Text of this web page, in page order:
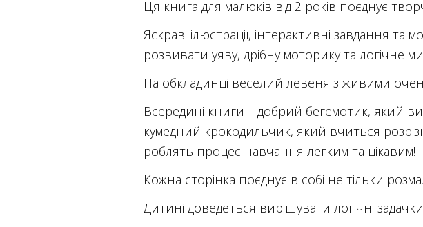
Ця книга для малюків від 2 років поєднує
Яскраві ілюстрації, інтерактивні завдання
розвивати уяву, дрібну моторику та логічне
На обкладинці веселий левеня з живими
Всередині книги – добрий бегемотик, який
кумедний крокодильчик, який вчиться
роблять процес навчання легким та цікавим!
Кожна сторінка поєднує в собі не тільки
Дитині доведеться вирішувати логічні